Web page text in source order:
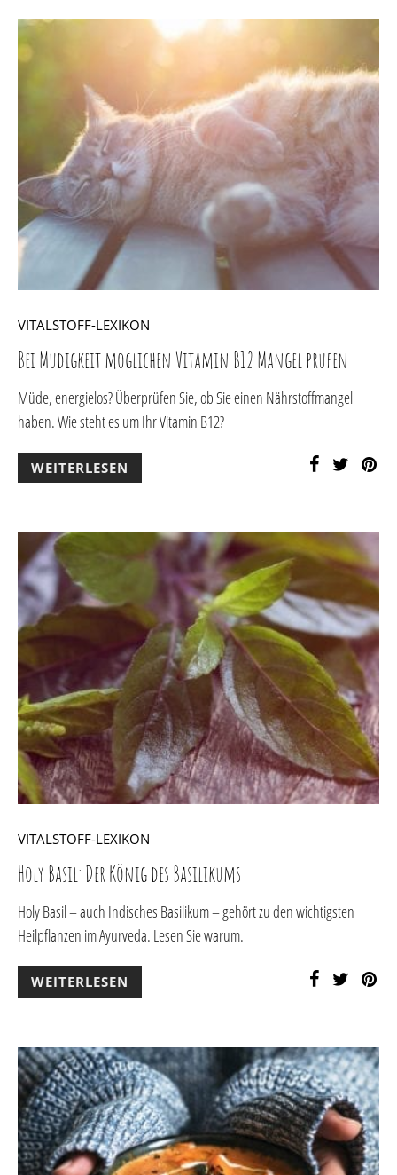
VITALSTOFF-LEXIKON
Bei Müdigkeit möglichen Vitamin B12 Mangel prüfen
Müde, energielos? Überprüfen Sie, ob Sie einen Nährstoffmangel
haben. Wie steht es um Ihr Vitamin B12?
WEITERLESEN
VITALSTOFF-LEXIKON
Holy Basil: Der König des Basilikums
Holy Basil – auch Indisches Basilikum – gehört zu den wichtigsten
Heilpflanzen im Ayurveda. Lesen Sie warum.
WEITERLESEN